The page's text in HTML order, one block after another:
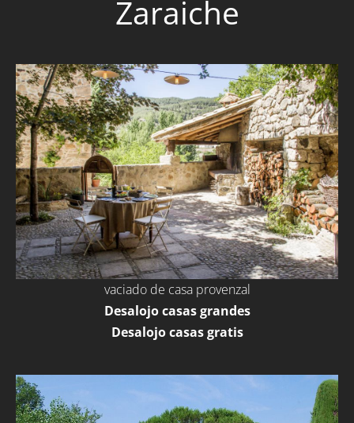
Zaraiche
vaciado de casa provenzal
Desalojo casas grandes
Desalojo casas gratis